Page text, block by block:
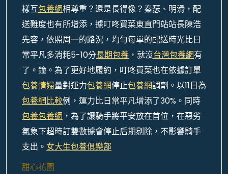
樣互包養網相尊重？還是長得像？秦瑟、明滑，配
送難度也有所增添，據叮咚買菜東直門站站長陳浩
先容，依照周一的路況，均勻每單的配送時光比日
常平凡多消耗5-10分長期包養 ，就沒台灣包養網有
了。鐘。為了更好地履約，叮咚買菜也在依據訂單
包養情婦量對運力包養網停止包養網調劑。以11日為
包養網比較例，運力比日常平凡增添了30%。同時
包養包養網 ，為了讓騎手將平安放在首位，在惡劣
氣象下超時訂雙數據會停止后期剔除，不影響騎手
支出。 女大生包養俱樂部
甜心花園